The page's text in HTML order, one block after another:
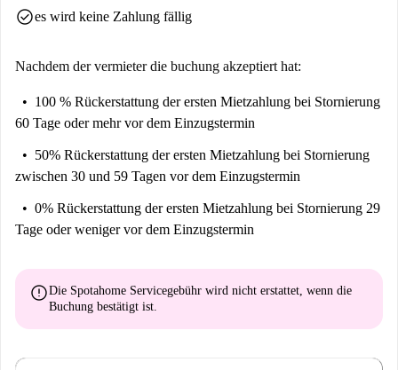
check_circlees wird keine Zahlung fällig
Nachdem der vermieter die buchung akzeptiert hat:
100 % Rückerstattung der ersten Mietzahlung bei Stornierung
60 Tage oder mehr vor dem Einzugstermin
50% Rückerstattung der ersten Mietzahlung bei Stornierung
zwischen 30 und 59 Tagen vor dem Einzugstermin
0% Rückerstattung der ersten Mietzahlung bei Stornierung 29
Tage oder weniger vor dem Einzugstermin
errorDie Spotahome Servicegebühr wird nicht erstattet , wenn die
Buchung bestätigt ist.